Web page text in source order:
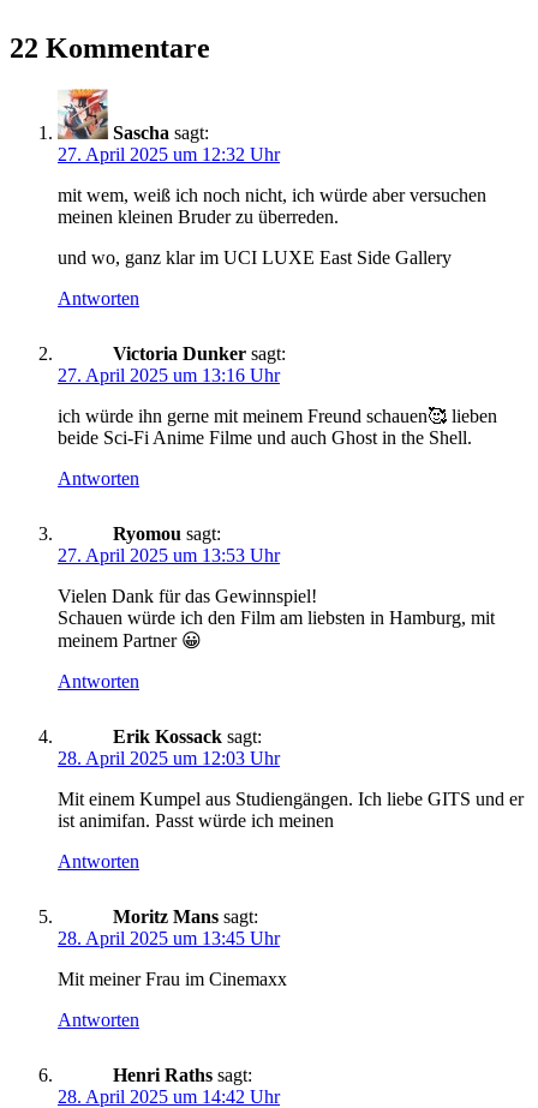
22 Kommentare
Sascha sagt:
27. April 2025 um 12:32 Uhr
mit wem, weiß ich noch nicht, ich würde aber versuchen
meinen kleinen Bruder zu überreden.
und wo, ganz klar im UCI LUXE East Side Gallery
Antworten
Victoria Dunker sagt:
27. April 2025 um 13:16 Uhr
ich würde ihn gerne mit meinem Freund schauen🥰 lieben
beide Sci-Fi Anime Filme und auch Ghost in the Shell.
Antworten
Ryomou sagt:
27. April 2025 um 13:53 Uhr
Vielen Dank für das Gewinnspiel!
Schauen würde ich den Film am liebsten in Hamburg, mit
meinem Partner 😀
Antworten
Erik Kossack sagt:
28. April 2025 um 12:03 Uhr
Mit einem Kumpel aus Studiengängen. Ich liebe GITS und er
ist animifan. Passt würde ich meinen
Antworten
Moritz Mans sagt:
28. April 2025 um 13:45 Uhr
Mit meiner Frau im Cinemaxx
Antworten
Henri Raths sagt:
28. April 2025 um 14:42 Uhr